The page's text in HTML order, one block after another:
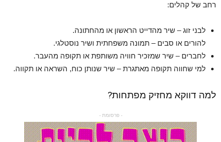
רחב של קהלים:
לבני זוג – שיר מהדייט הראשון או מהחתונה.
להורים או סבים – תמונה משפחתית ושיר נוסטלגי.
לחברים – שיר שמזכיר חוויה משותפת או תקופה מהעבר.
למי שחווה תקופה מאתגרת – שיר שנותן כוח, השראה או תקווה.
למה דווקא מחזיק מפתחות?
- פרסומת -